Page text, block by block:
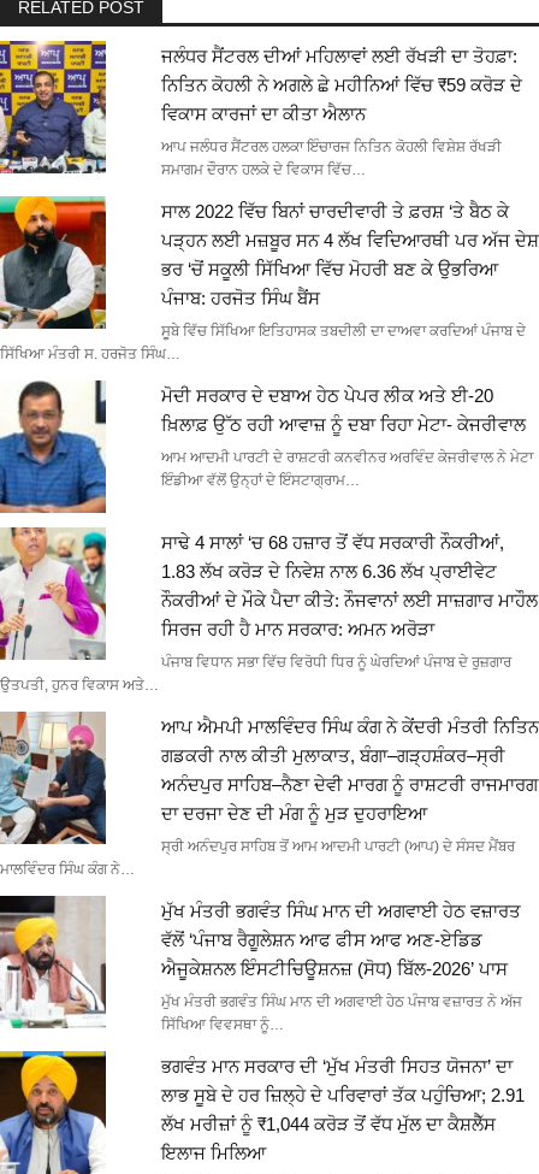
RELATED POST
ਜਲੰਧਰ ਸੈਂਟਰਲ ਦੀਆਂ ਮਹਿਲਾਵਾਂ ਲਈ ਰੱਖੜੀ ਦਾ ਤੋਹਫ਼ਾ:
ਨਿਤਿਨ ਕੋਹਲੀ ਨੇ ਅਗਲੇ ਛੇ ਮਹੀਨਿਆਂ ਵਿੱਚ ₹59 ਕਰੋੜ ਦੇ
ਵਿਕਾਸ ਕਾਰਜਾਂ ਦਾ ਕੀਤਾ ਐਲਾਨ
ਆਪ ਜਲੰਧਰ ਸੈਂਟਰਲ ਹਲਕਾ ਇੰਚਾਰਜ ਨਿਤਿਨ ਕੋਹਲੀ ਵਿਸ਼ੇਸ਼ ਰੱਖੜੀ
ਸਮਾਗਮ ਦੌਰਾਨ ਹਲਕੇ ਦੇ ਵਿਕਾਸ ਵਿੱਚ…
ਸਾਲ 2022 ਵਿੱਚ ਬਿਨਾਂ ਚਾਰਦੀਵਾਰੀ ਤੇ ਫ਼ਰਸ਼ ‘ਤੇ ਬੈਠ ਕੇ
ਪੜ੍ਹਨ ਲਈ ਮਜ਼ਬੂਰ ਸਨ 4 ਲੱਖ ਵਿਦਿਆਰਥੀ ਪਰ ਅੱਜ ਦੇਸ਼
ਭਰ ‘ਚੋਂ ਸਕੂਲੀ ਸਿੱਖਿਆ ਵਿੱਚ ਮੋਹਰੀ ਬਣ ਕੇ ਉਭਰਿਆ
ਪੰਜਾਬ: ਹਰਜੋਤ ਸਿੰਘ ਬੈਂਸ
ਸੂਬੇ ਵਿੱਚ ਸਿੱਖਿਆ ਇਤਿਹਾਸਕ ਤਬਦੀਲੀ ਦਾ ਦਾਅਵਾ ਕਰਦਿਆਂ ਪੰਜਾਬ ਦੇ
ਸਿੱਖਿਆ ਮੰਤਰੀ ਸ. ਹਰਜੋਤ ਸਿੰਘ…
ਮੋਦੀ ਸਰਕਾਰ ਦੇ ਦਬਾਅ ਹੇਠ ਪੇਪਰ ਲੀਕ ਅਤੇ ਈ-20
ਖ਼ਿਲਾਫ਼ ਉੱਠ ਰਹੀ ਆਵਾਜ਼ ਨੂੰ ਦਬਾ ਰਿਹਾ ਮੇਟਾ- ਕੇਜਰੀਵਾਲ
ਆਮ ਆਦਮੀ ਪਾਰਟੀ ਦੇ ਰਾਸ਼ਟਰੀ ਕਨਵੀਨਰ ਅਰਵਿੰਦ ਕੇਜਰੀਵਾਲ ਨੇ ਮੇਟਾ
ਇੰਡੀਆ ਵੱਲੋਂ ਉਨ੍ਹਾਂ ਦੇ ਇੰਸਟਾਗ੍ਰਾਮ…
ਸਾਢੇ 4 ਸਾਲਾਂ ‘ਚ 68 ਹਜ਼ਾਰ ਤੋਂ ਵੱਧ ਸਰਕਾਰੀ ਨੌਕਰੀਆਂ,
1.83 ਲੱਖ ਕਰੋੜ ਦੇ ਨਿਵੇਸ਼ ਨਾਲ 6.36 ਲੱਖ ਪ੍ਰਾਈਵੇਟ
ਨੌਕਰੀਆਂ ਦੇ ਮੌਕੇ ਪੈਦਾ ਕੀਤੇ: ਨੌਜਵਾਨਾਂ ਲਈ ਸਾਜ਼ਗਾਰ ਮਾਹੌਲ
ਸਿਰਜ ਰਹੀ ਹੈ ਮਾਨ ਸਰਕਾਰ: ਅਮਨ ਅਰੋੜਾ
ਪੰਜਾਬ ਵਿਧਾਨ ਸਭਾ ਵਿੱਚ ਵਿਰੋਧੀ ਧਿਰ ਨੂੰ ਘੇਰਦਿਆਂ ਪੰਜਾਬ ਦੇ ਰੁਜ਼ਗਾਰ
ਉਤਪਤੀ, ਹੁਨਰ ਵਿਕਾਸ ਅਤੇ…
ਆਪ ਐਮਪੀ ਮਾਲਵਿੰਦਰ ਸਿੰਘ ਕੰਗ ਨੇ ਕੇਂਦਰੀ ਮੰਤਰੀ ਨਿਤਿਨ
ਗਡਕਰੀ ਨਾਲ ਕੀਤੀ ਮੁਲਾਕਾਤ, ਬੰਗਾ–ਗੜ੍ਹਸ਼ੰਕਰ–ਸ੍ਰੀ
ਅਨੰਦਪੁਰ ਸਾਹਿਬ–ਨੈਣਾ ਦੇਵੀ ਮਾਰਗ ਨੂੰ ਰਾਸ਼ਟਰੀ ਰਾਜਮਾਰਗ
ਦਾ ਦਰਜਾ ਦੇਣ ਦੀ ਮੰਗ ਨੂੰ ਮੁੜ ਦੁਹਰਾਇਆ
ਸ੍ਰੀ ਅਨੰਦਪੁਰ ਸਾਹਿਬ ਤੋਂ ਆਮ ਆਦਮੀ ਪਾਰਟੀ (ਆਪ) ਦੇ ਸੰਸਦ ਮੈਂਬਰ
ਮਾਲਵਿੰਦਰ ਸਿੰਘ ਕੰਗ ਨੇ…
ਮੁੱਖ ਮੰਤਰੀ ਭਗਵੰਤ ਸਿੰਘ ਮਾਨ ਦੀ ਅਗਵਾਈ ਹੇਠ ਵਜ਼ਾਰਤ
ਵੱਲੋਂ ‘ਪੰਜਾਬ ਰੈਗੂਲੇਸ਼ਨ ਆਫ ਫੀਸ ਆਫ ਅਣ-ਏਡਿਡ
ਐਜੂਕੇਸ਼ਨਲ ਇੰਸਟੀਚਿਊਸ਼ਨਜ਼ (ਸੋਧ) ਬਿੱਲ-2026’ ਪਾਸ
ਮੁੱਖ ਮੰਤਰੀ ਭਗਵੰਤ ਸਿੰਘ ਮਾਨ ਦੀ ਅਗਵਾਈ ਹੇਠ ਪੰਜਾਬ ਵਜ਼ਾਰਤ ਨੇ ਅੱਜ
ਸਿੱਖਿਆ ਵਿਵਸਥਾ ਨੂੰ…
ਭਗਵੰਤ ਮਾਨ ਸਰਕਾਰ ਦੀ ‘ਮੁੱਖ ਮੰਤਰੀ ਸਿਹਤ ਯੋਜਨਾ’ ਦਾ
ਲਾਭ ਸੂਬੇ ਦੇ ਹਰ ਜ਼ਿਲ੍ਹੇ ਦੇ ਪਰਿਵਾਰਾਂ ਤੱਕ ਪਹੁੰਚਿਆ; 2.91
ਲੱਖ ਮਰੀਜ਼ਾਂ ਨੂੰ ₹1,044 ਕਰੋੜ ਤੋਂ ਵੱਧ ਮੁੱਲ ਦਾ ਕੈਸ਼ਲੈੱਸ
ਇਲਾਜ ਮਿਲਿਆ